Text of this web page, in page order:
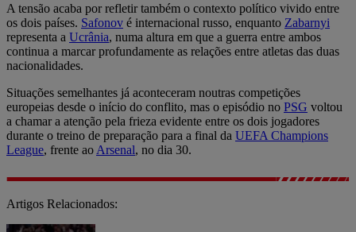
A tensão acaba por refletir também o contexto político vivido entre
os dois países. Safonov é internacional russo, enquanto Zabarnyi
representa a Ucrânia, numa altura em que a guerra entre ambos
continua a marcar profundamente as relações entre atletas das duas
nacionalidades.
Situações semelhantes já aconteceram noutras competições
europeias desde o início do conflito, mas o episódio no PSG voltou
a chamar a atenção pela frieza evidente entre os dois jogadores
durante o treino de preparação para a final da UEFA Champions
League, frente ao Arsenal, no dia 30.
Artigos Relacionados: